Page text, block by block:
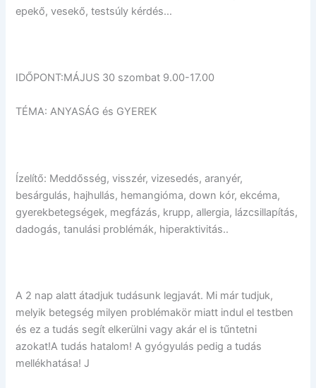
epekő, vesekő, testsúly kérdés…
IDŐPONT:MÁJUS 30 szombat 9.00-17.00
TÉMA: ANYASÁG és GYEREK
Ízelítő: Meddősség, visszér, vizesedés, aranyér,
besárgulás, hajhullás, hemangióma, down kór, ekcéma,
gyerekbetegségek, megfázás, krupp, allergia, lázcsillapítás,
dadogás, tanulási problémák, hiperaktivitás..
A 2 nap alatt átadjuk tudásunk legjavát. Mi már tudjuk,
melyik betegség milyen problémakör miatt indul el testben
és ez a tudás segít elkerülni vagy akár el is tűntetni
azokat!A tudás hatalom! A gyógyulás pedig a tudás
mellékhatása! J